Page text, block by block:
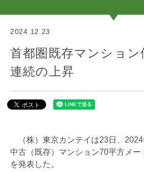
2024.12.23
首都圏既存マンション
連続の上昇
（株）東京カンテイは23日、2024
中古（既存）マンション70平方メー
を発表した。